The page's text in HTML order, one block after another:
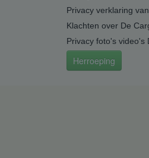
Privacy verklaring
Klachten over De
Privacy foto's video's
Herroeping